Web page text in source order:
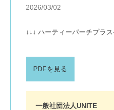
2026/03/02
↓↓↓ ハーティーパーチプラ
PDFを見る
一般社団法人UNITE